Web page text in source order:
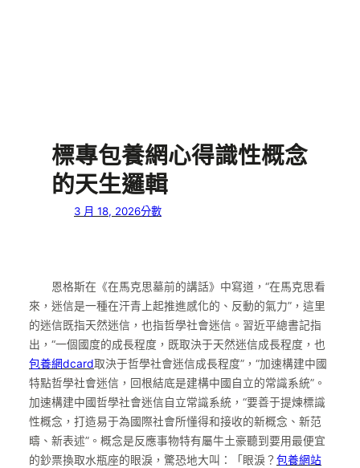
標專包養網心得識性概念
的天生邏輯
3 月 18, 2026分數
恩格斯在《在馬克思墓前的講話》中寫道，“在馬克思看
來，迷信是一種在汗青上起推進感化的、反動的氣力”，這里
的迷信既指天然迷信，也指哲學社會迷信。習近平總書記指
出，“一個國度的成長程度，既取決于天然迷信成長程度，也
包養網dcard取決于哲學社會迷信成長程度”，“加速構建中國
特點哲學社會迷信，回根結底是建構中國自立的常識系統”。
加速構建中國哲學社會迷信自立常識系統，“要善于提煉標識
性概念，打造易于為國際社會所懂得和接收的新概念、新范
疇、新表述”。概念是反應事物特有屬牛土豪聽到要用最便宜
的鈔票換取水瓶座的眼淚，驚恐地大叫：「眼淚？ 包養網站